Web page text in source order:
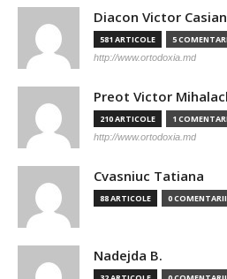
Diacon Victor Casian
581 ARTICOLE 5
http://www.ortodoxia.md
Preot Victor
210 ARTICOLE 1
http://www.ortodoxia.md
Cvasniuc Tatiana
88 ARTICOLE 0 COMENTARII
Nadejda B.